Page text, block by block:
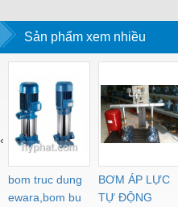
phối chính
Sản phẩm xem nhiều
bom truc dung
ewara,bom bu
BƠM ÁP LỰC
TỰ ĐỘNG
‹